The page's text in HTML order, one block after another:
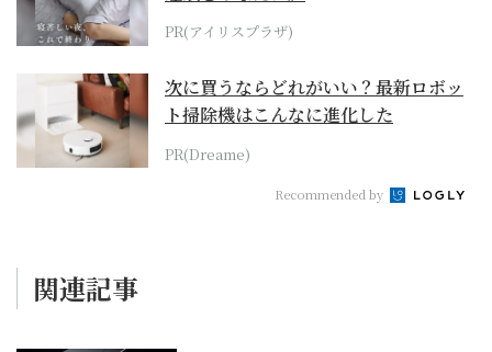
PR(アイリスプラザ)
次に買うならどれがいい？最新ロボッ
ト掃除機はこんなに進化した
PR(Dreame)
Recommended by
関連記事